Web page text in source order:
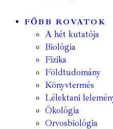
FŐBB ROVATOK
A hét kutatója
Biológia
Fizika
Földtudomány
Könyvtermés
Lélektani
Ökológia
Orvosbiológia